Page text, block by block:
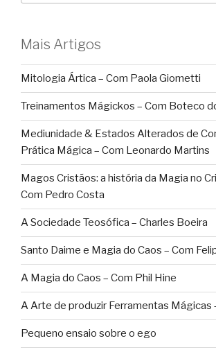
Mais Artigos
Mitologia Ártica – Com Paola Giometti
Treinamentos Mágickos – Com Boteco
Mediunidade & Estados Alterados de
Prática Mágica – Com Leonardo Martins
Magos Cristãos: a história da Magia no
Com Pedro Costa
A Sociedade Teosófica – Charles Boeira
Santo Daime e Magia do Caos – Com
A Magia do Caos – Com Phil Hine
A Arte de produzir Ferramentas Mágicas
Pequeno ensaio sobre o ego